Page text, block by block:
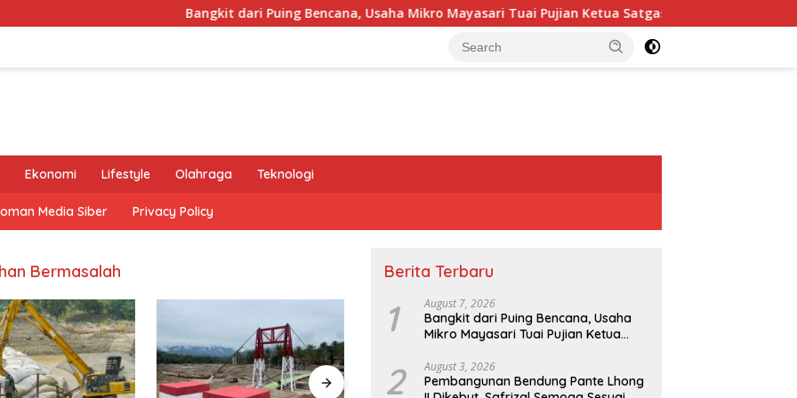
Bangkit dari Puing Bencana, Usaha Mikro Mayasari Tuai Pujian Ketua Satgas PRR
Ekonomi Lifestyle Olahraga Teknologi
Media Siber Privacy Policy
Bermasalah Berita Terbaru
1 August 7, 2026
Bangkit dari Puing Bencana, Usaha
Mikro Mayasari Tuai Pujian Ketua
2 August 3, 2026
Pembangunan Bendung Pante Lhong